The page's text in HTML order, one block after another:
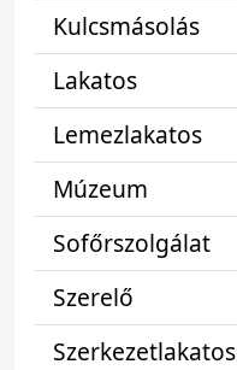
Kulcsmásolás
Lakatos
Lemezlakatos
Múzeum
Sofőrszolgálat
Szerelő
Szerkezetlakatos